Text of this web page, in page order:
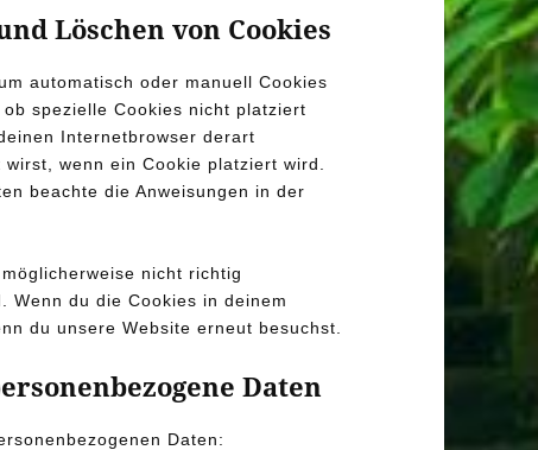
Löschen von Cookies
automatisch oder manuell Cookies
spezielle Cookies nicht platziert
Internetbrowser derart
wenn ein Cookie platziert wird.
beachte die Anweisungen in der
nicht richtig
Wenn du die Cookies in deinem
du unsere Website erneut besuchst.
Daten
Daten: